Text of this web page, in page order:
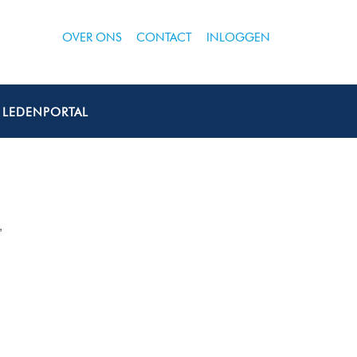
OVER ONS CONTACT INLOGGEN
LEDENPORTAL